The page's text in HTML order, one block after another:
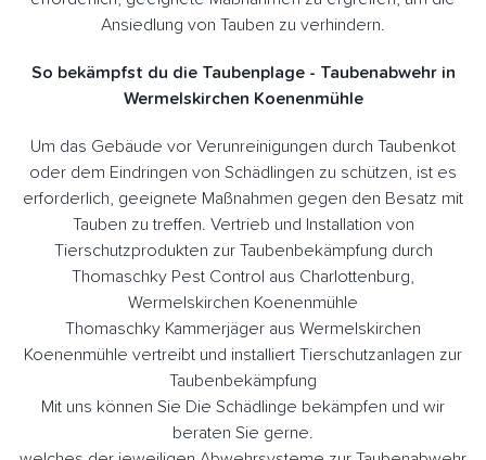
Ansiedlung von Tauben zu verhindern.
So bekämpfst du die Taubenplage - Taubenabwehr in
Wermelskirchen Koenenmühle
Um das Gebäude vor Verunreinigungen durch Taubenkot
oder dem Eindringen von Schädlingen zu schützen, ist es
erforderlich, geeignete Maßnahmen gegen den Besatz mit
Tauben zu treffen. Vertrieb und Installation von
Tierschutzprodukten zur Taubenbekämpfung durch
Thomaschky Pest Control aus Charlottenburg,
Wermelskirchen Koenenmühle
Thomaschky Kammerjäger aus Wermelskirchen
Koenenmühle vertreibt und installiert Tierschutzanlagen zur
Taubenbekämpfung
Mit uns können Sie Die Schädlinge bekämpfen und wir
beraten Sie gerne.